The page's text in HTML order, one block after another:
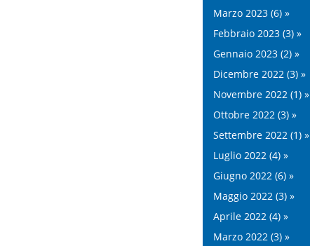
Marzo 2023 (6) »
Febbraio 2023 (3) »
Gennaio 2023 (2) »
Dicembre 2022 (3) »
Novembre 2022 (1) »
Ottobre 2022 (3) »
Settembre 2022 (1) »
Luglio 2022 (4) »
Giugno 2022 (6) »
Maggio 2022 (3) »
Aprile 2022 (4) »
Marzo 2022 (3) »